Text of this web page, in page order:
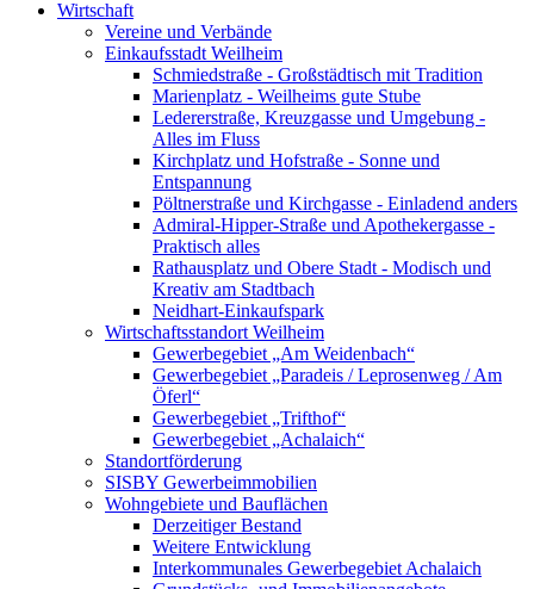
Wirtschaft
Vereine und Verbände
Einkaufsstadt Weilheim
Schmiedstraße - Großstädtisch mit Tradition
Marienplatz - Weilheims gute Stube
Ledererstraße, Kreuzgasse und Umgebung -
Alles im Fluss
Kirchplatz und Hofstraße - Sonne und
Entspannung
Pöltnerstraße und Kirchgasse - Einladend anders
Admiral-Hipper-Straße und Apothekergasse -
Praktisch alles
Rathausplatz und Obere Stadt - Modisch und
Kreativ am Stadtbach
Neidhart-Einkaufspark
Wirtschaftsstandort Weilheim
Gewerbegebiet „Am Weidenbach“
Gewerbegebiet „Paradeis / Leprosenweg / Am
Öferl“
Gewerbegebiet „Trifthof“
Gewerbegebiet „Achalaich“
Standortförderung
SISBY Gewerbeimmobilien
Wohngebiete und Bauflächen
Derzeitiger Bestand
Weitere Entwicklung
Interkommunales Gewerbegebiet Achalaich